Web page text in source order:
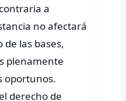
a
no afectará
las bases,
plenamente
oportunos.
derecho de